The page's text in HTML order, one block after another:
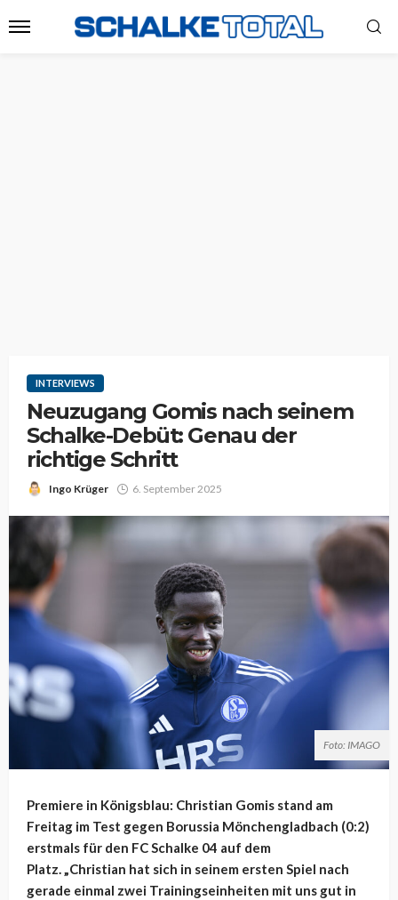
INTERVIEWS
Neuzugang Gomis nach seinem
Schalke-Debüt: Genau der
richtige Schritt
Ingo Krüger 6. September 2025
Foto: IMAGO
Premiere in Königsblau: Christian Gomis stand am
Freitag im Test gegen Borussia Mönchengladbach (0:2)
erstmals für den FC Schalke 04 auf dem
Platz. „Christian hat sich in seinem ersten Spiel nach
gerade einmal zwei Trainingseinheiten mit uns gut in